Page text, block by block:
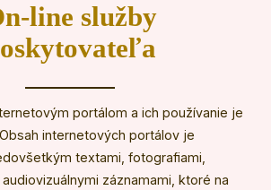
line služby
portálom a ich používanie je
internetových portálov je
textami, fotografiami,
záznamami, ktoré na